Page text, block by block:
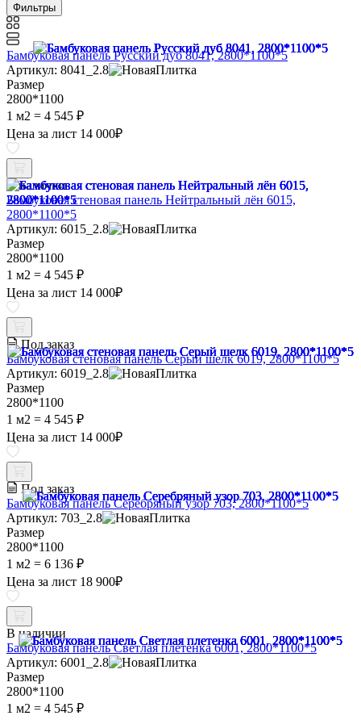
Фильтры
Бамбуковая панель Русский дуб 8041, 2800*1100*5
Артикул: 8041_2.8
Размер
2800*1100
1 м2 = 4 545 ₽
Цена за лист 14 000₽
В наличии
Бамбуковая стеновая панель Нейтральный лён 6015,
2800*1100*5
Артикул: 6015_2.8
Размер
2800*1100
1 м2 = 4 545 ₽
Цена за лист 14 000₽
Под заказ
Бамбуковая стеновая панель Серый шелк 6019, 2800*1100*5
Артикул: 6019_2.8
Размер
2800*1100
1 м2 = 4 545 ₽
Цена за лист 14 000₽
Под заказ
Бамбуковая панель Серебряный узор 703, 2800*1100*5
Артикул: 703_2.8
Размер
2800*1100
1 м2 = 6 136 ₽
Цена за лист 18 900₽
В наличии
Бамбуковая панель Светлая плетенка 6001, 2800*1100*5
Артикул: 6001_2.8
Размер
2800*1100
1 м2 = 4 545 ₽